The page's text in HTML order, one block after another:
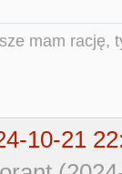
mam rację,
10-21